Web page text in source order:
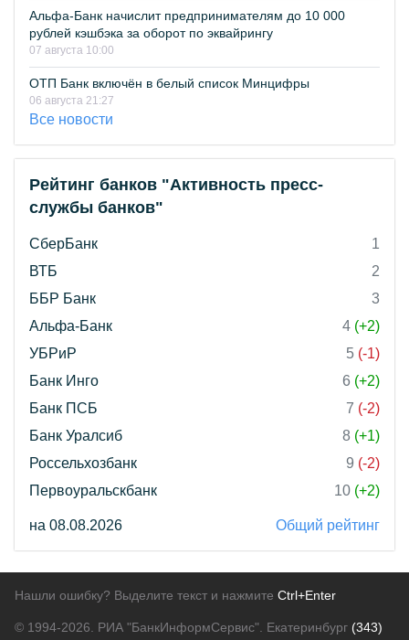
Альфа-Банк начислит предпринимателям до 10 000
рублей кэшбэка за оборот по эквайрингу
07 августа 10:00
ОТП Банк включён в белый список Минцифры
06 августа 21:27
Все новости
Рейтинг банков "Активность пресс-
службы банков"
СберБанк
1
ВТБ
2
ББР Банк
3
Альфа-Банк
4 (+2)
УБРиР
5 (-1)
Банк Инго
6 (+2)
Банк ПСБ
7 (-2)
Банк Уралсиб
8 (+1)
Россельхозбанк
9 (-2)
Первоуральскбанк
10 (+2)
на 08.08.2026 Общий рейтинг
Нашли ошибку? Выделите текст и нажмите Ctrl+Enter
© 1994-2026. РИА "БанкИнформСервис". Екатеринбург (343)